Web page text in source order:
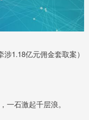
涉1.18亿元佣金套取案）
一石激起千层浪。